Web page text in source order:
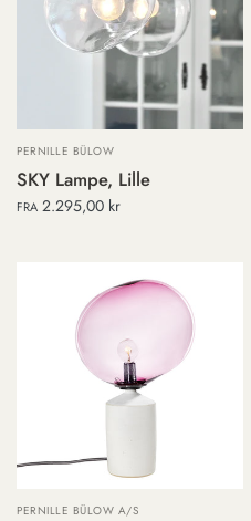
PERNILLE BÜLOW
SKY Lampe, Lille
FRA 2.295,00 kr
PERNILLE BÜLOW A/S